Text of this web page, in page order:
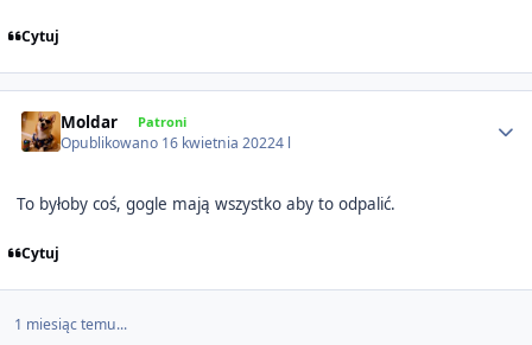
Cytuj
Moldar Patroni
Opublikowano 16 kwietnia 20224 l
To byłoby coś, gogle mają wszystko aby to odpalić.
Cytuj
1 miesiąc temu...